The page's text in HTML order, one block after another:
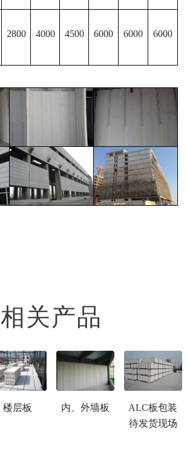
2800 4000 4500 6000 6000 6000
相关产品
楼层板 内、外墙板
ALC板包装
待发货现场